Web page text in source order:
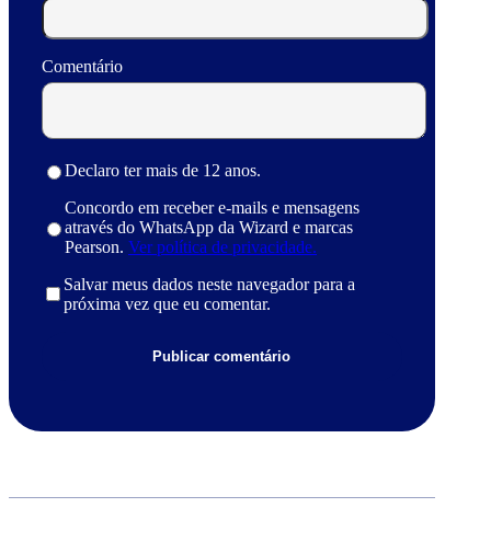
Comentário
Declaro ter mais de 12 anos.
Concordo em receber e-mails e mensagens
através do WhatsApp da Wizard e marcas
Pearson. Ver política de privacidade.
Salvar meus dados neste navegador para a
próxima vez que eu comentar.